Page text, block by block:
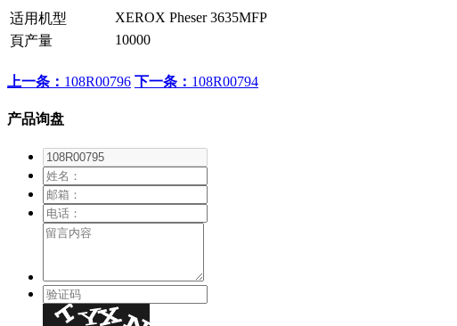
适用机型
XEROX Pheser 3635MFP
頁产量
10000
上一条： 108R00796 下一条： 108R00794
产品询盘